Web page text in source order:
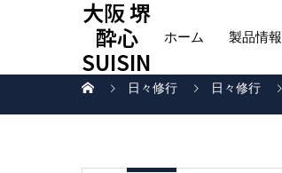
大阪 堺
酔心
SUISIN
ホーム 製品情報
日々修行 日々修行